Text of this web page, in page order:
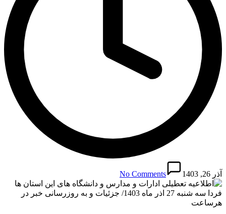
آذر 26, 1403 No Comments